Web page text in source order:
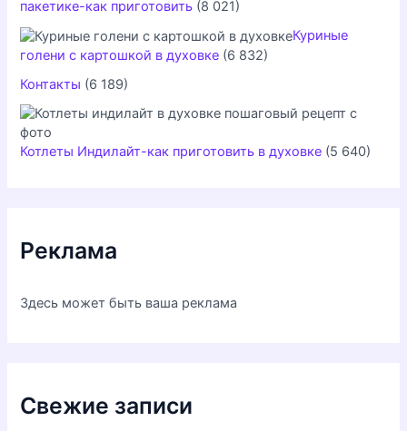
пакетике-как приготовить (8 021)
Куриные
голени с картошкой в духовке (6 832)
Контакты (6 189)
Котлеты Индилайт-как приготовить в духовке (5 640)
Реклама
Здесь может быть ваша реклама
Свежие записи